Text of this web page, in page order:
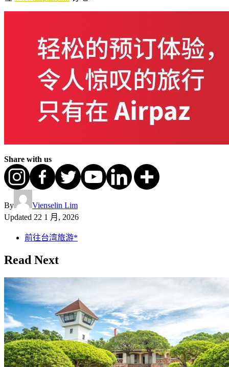
Share with us
By
Vienselin Lim
Updated 22 1 月, 2026
前往台湾旅游*
Read Next